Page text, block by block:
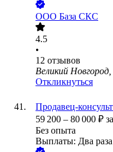
ООО База СКС
4.5
•
12 отзывов
Великий
Откликнуться
Продавец-
59 200 – 80 000 ₽
Без опыта
Выплаты: Два